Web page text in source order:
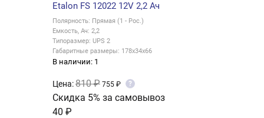
Etalon FS 12022 12V 2,2 Ач
Полярность: Прямая (1 - Рос.)
Емкость, Ач: 2,2
Типоразмер: UPS 2
Габаритные размеры: 178x34x66
В наличии: 1
Цена:810 ₽ 755 ₽ ?
Скидка 5% за самовывоз
40 ₽